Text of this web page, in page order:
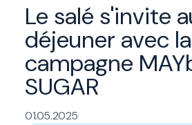
Le salé s'invite
déjeuner avec la
campagne
SUGAR
01.05.2025